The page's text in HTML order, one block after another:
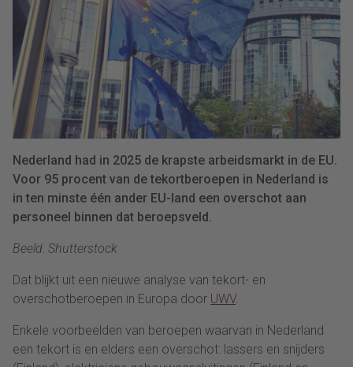
Nederland had in 2025 de krapste arbeidsmarkt in de EU.
Voor 95 procent van de tekortberoepen in Nederland is
in ten minste één ander EU-land een overschot aan
personeel binnen dat beroepsveld.
Beeld: Shutterstock
Dat blijkt uit een nieuwe analyse van tekort- en
overschotberoepen in Europa door UWV.
Enkele voorbeelden van beroepen waarvan in Nederland
een tekort is en elders een overschot: lassers en snijders